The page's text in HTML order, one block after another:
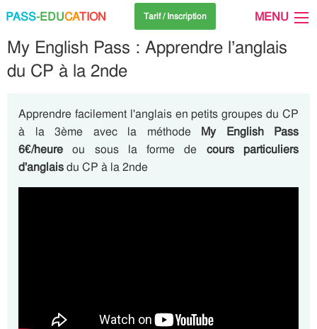
PASS-EDUCATION Tarif / Inscription MENU
My English Pass : Apprendre l’anglais
du CP à la 2nde
Apprendre facilement l'anglais en petits groupes du CP
à la 3ème avec la méthode My English Pass
6€/heure ou sous la forme de cours particuliers
d'anglaisdu CP à la 2nde